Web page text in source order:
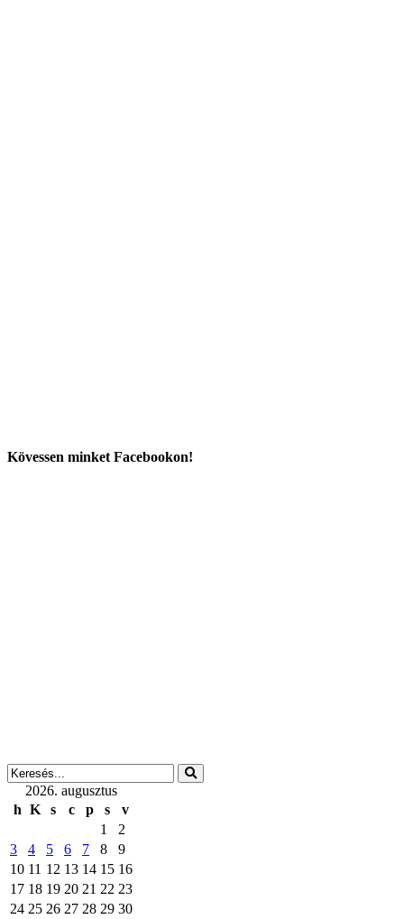
Kövessen minket Facebookon!
2026. augusztus
h K s c p s
v
1
2
3
4 5 6 7 8
9
10 11 12 13 14 15 16
17 18 19 20 21 22 23
24 25 26 27 28 29 30